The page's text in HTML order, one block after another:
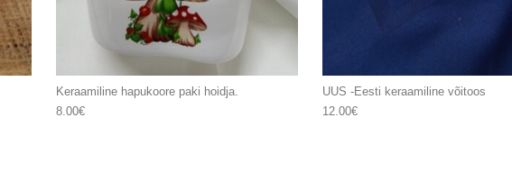
Keraamiline hapukoore paki hoidja.
8.00€
UUS -Eesti keraamiline võitoos
12.00€